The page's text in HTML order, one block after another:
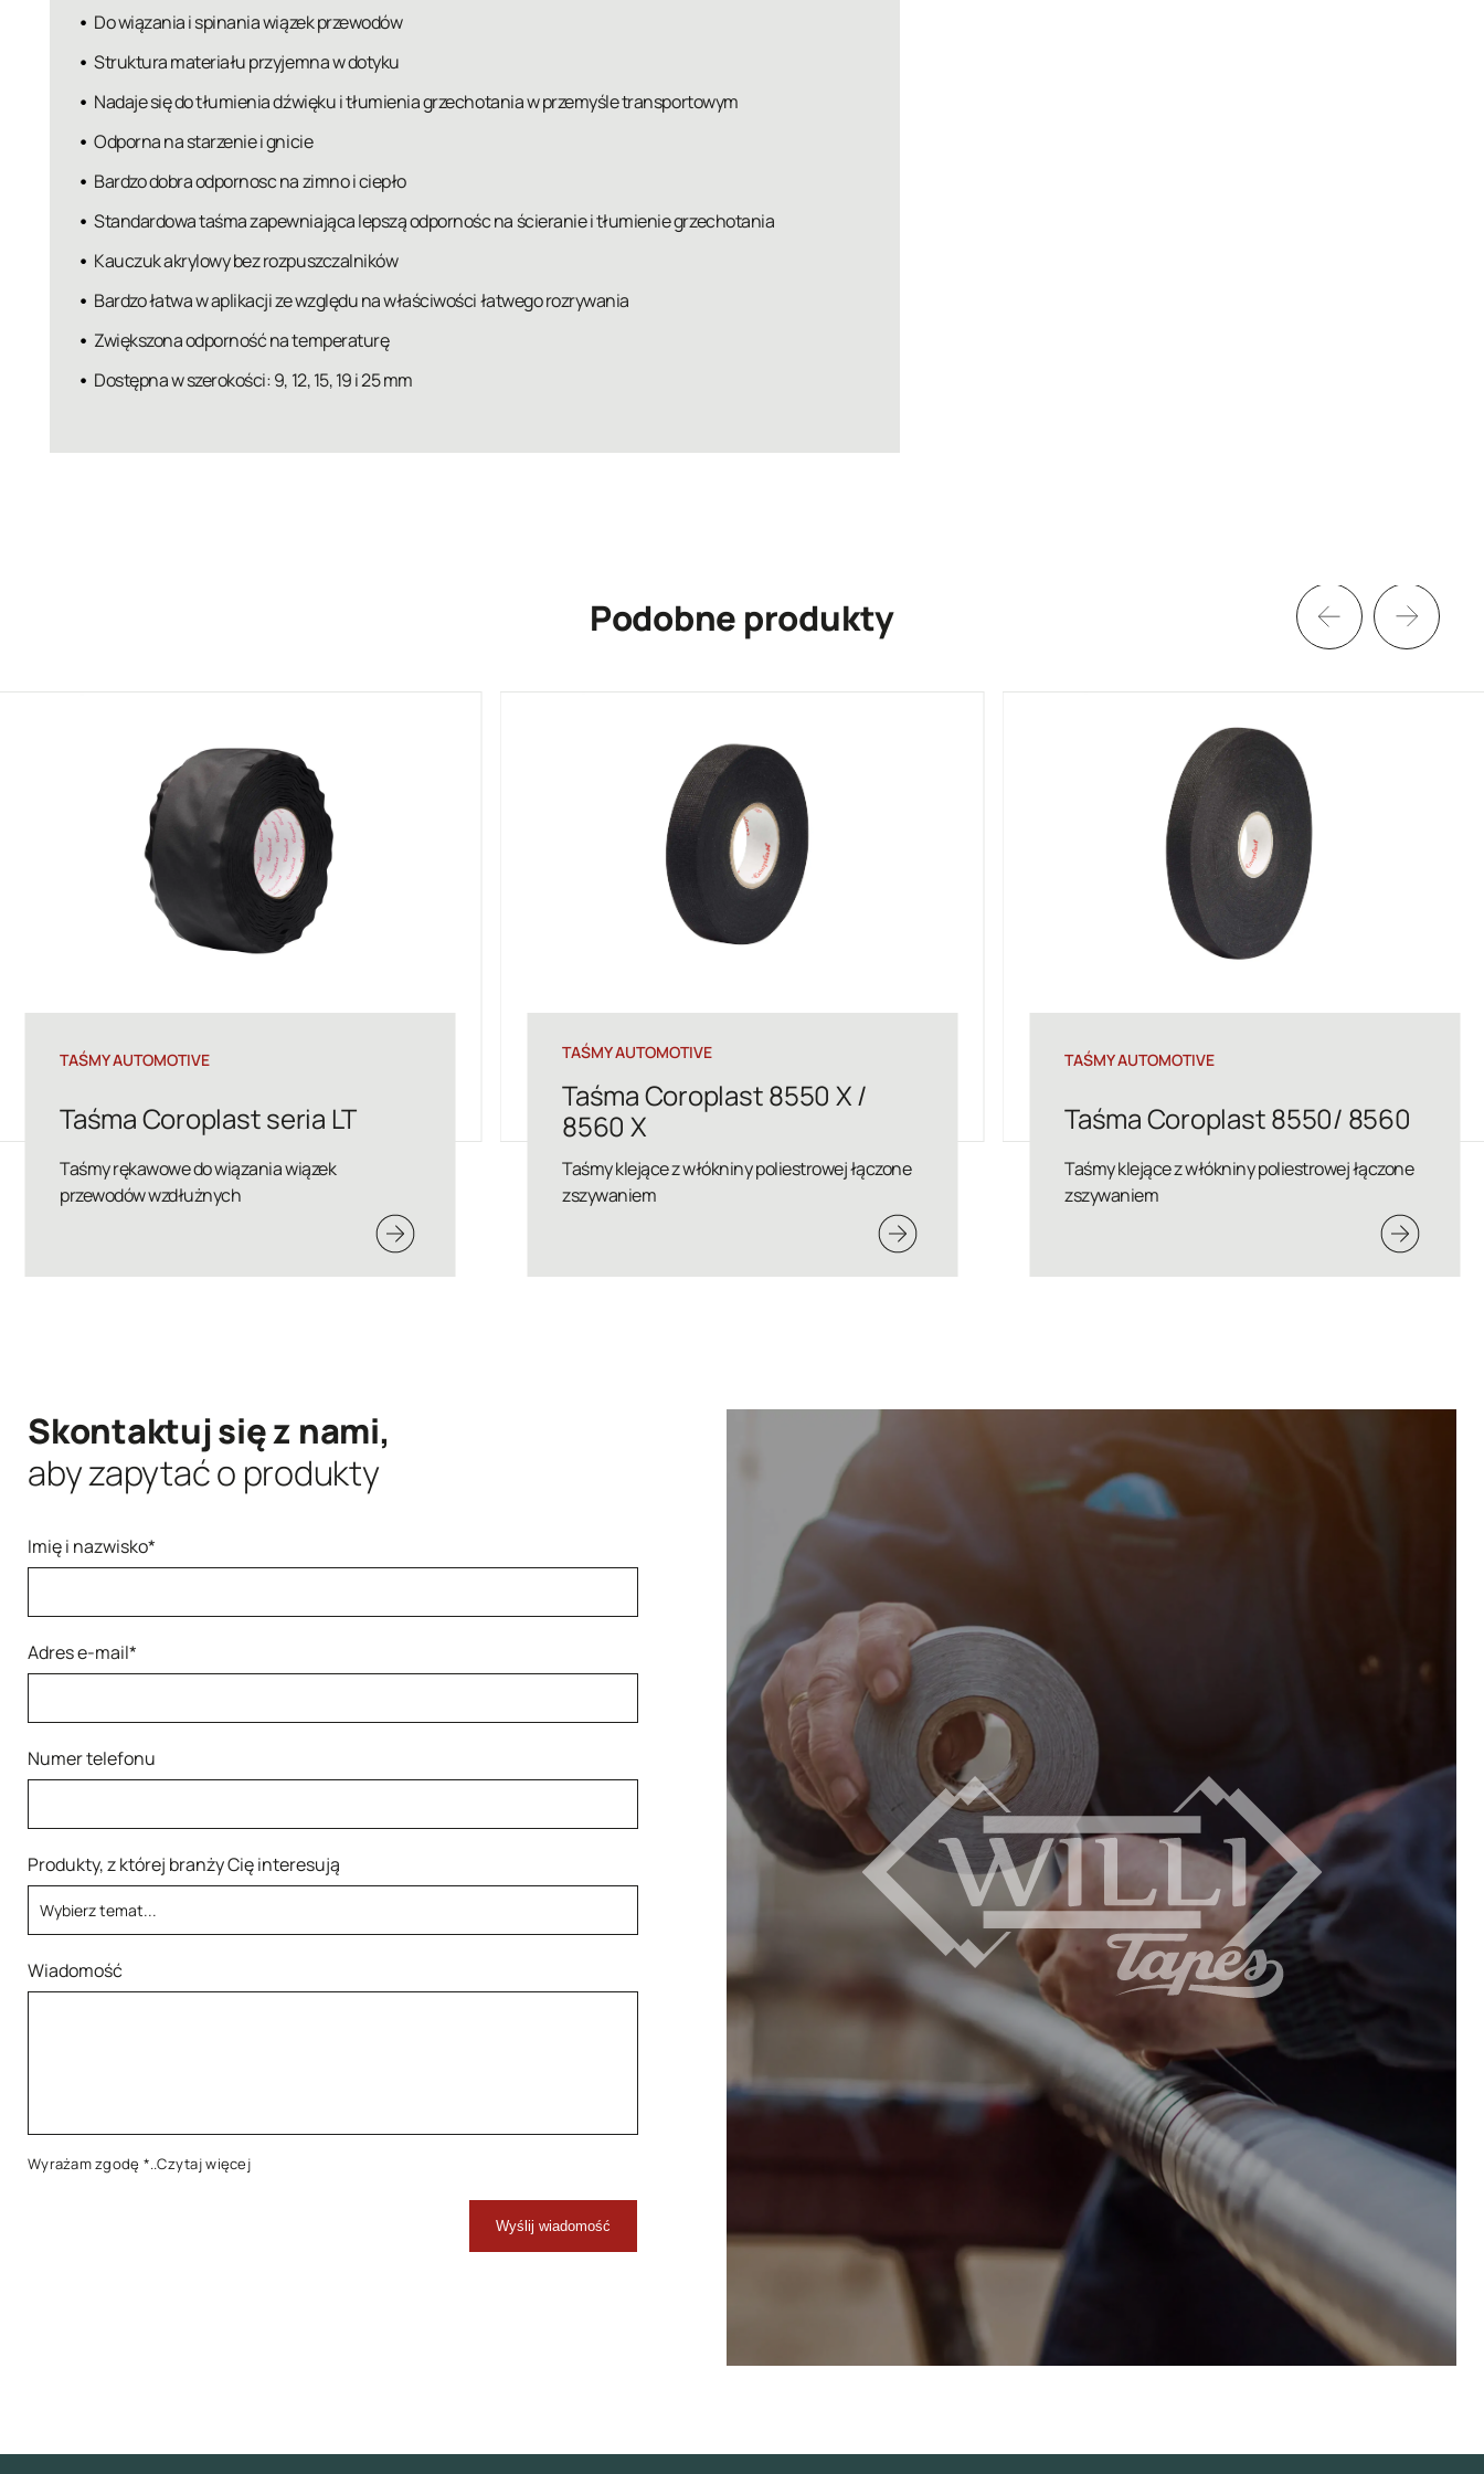
Do wiązania i spinania wiązek przewodów
Struktura materiału przyjemna w dotyku
Nadaje się do tłumienia dźwięku i tłumienia grzechotania w przemyśle transportowym
Odporna na starzenie i gnicie
Bardzo dobra odpornosc na zimno i ciepło
Standardowa taśma zapewniająca lepszą odpornośc na ścieranie i tłumienie grzechotania
Kauczuk akrylowy bez rozpuszczalników
Bardzo łatwa w aplikacji ze względu na właściwości łatwego rozrywania
Zwiększona odporność na temperaturę
Dostępna w szerokości: 9, 12, 15, 19 i 25 mm
Podobne produkty
TAŚMY AUTOMOTIVE
8560 X
Taśmy klejące z włókniny poliestrowej łączone
zszywaniem
TAŚMY AUTOMOTIVE
Taśma Coroplast 8550/ 8560
Taśmy klejące z włókniny poliestrowej łączone
zszywaniem
TAŚMY AUTOMOTIVE
Taśma Coroplast 8551
Taśmy klejące z włókniny poliestrowej łączone
zszywaniem
Skontaktuj się z nami,
aby zapytać o produkty
Imię i nazwisko*
Adres e-mail*
Numer telefonu
Produkty, z której branży Cię interesują
Wiadomość
Wyrażam zgodę *..Czytaj więcej